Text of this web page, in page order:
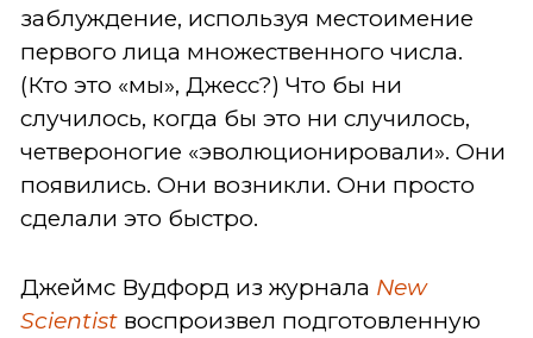
заблуждение, используя местоимение
первого лица множественного числа.
(Кто это «мы», Джесс?) Что бы ни
случилось, когда бы это ни случилось,
четвероногие «эволюционировали». Они
появились. Они возникли. Они просто
сделали это быстро.
Джеймс Вудфорд из журнала New
Scientist воспроизвел подготовленную